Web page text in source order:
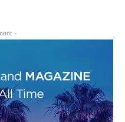
-